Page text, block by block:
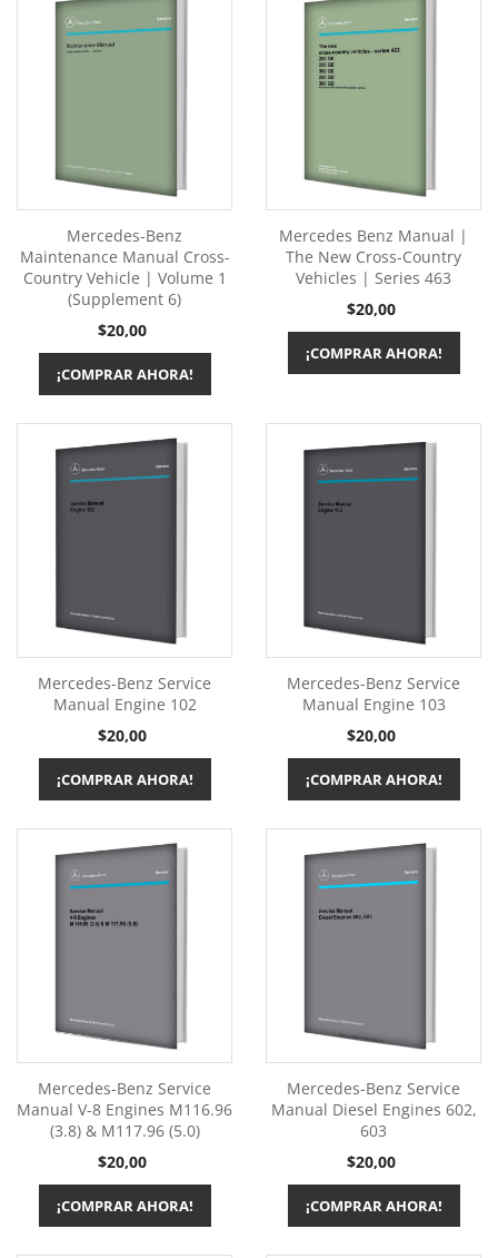
Mercedes-Benz
Maintenance Manual Cross-
Country Vehicle | Volume 1
(Supplement 6)
Precio
$20,00
¡COMPRAR AHORA!
Mercedes Benz Manual |
The New Cross-Country
Vehicles | Series 463
Precio
$20,00
¡COMPRAR AHORA!
Mercedes-Benz Service
Manual Engine 102
Precio
$20,00
¡COMPRAR AHORA!
Mercedes-Benz Service
Manual Engine 103
Precio
$20,00
¡COMPRAR AHORA!
Mercedes-Benz Service
Manual V-8 Engines M116.96
(3.8) & M117.96 (5.0)
Precio
$20,00
¡COMPRAR AHORA!
Mercedes-Benz Service
Manual Diesel Engines 602,
603
Precio
$20,00
¡COMPRAR AHORA!